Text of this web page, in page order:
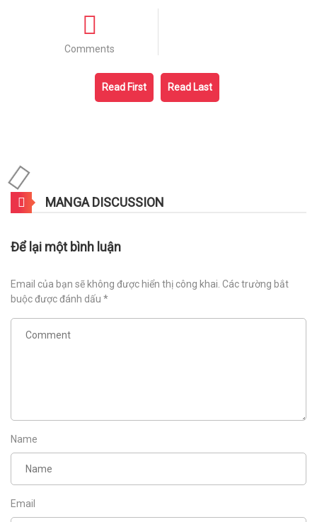
Comments
Read First Read Last
MANGA DISCUSSION
Để lại một bình luận
Email của bạn sẽ không được hiển thị công khai. Các trường bắt
buộc được đánh dấu *
Name
Email